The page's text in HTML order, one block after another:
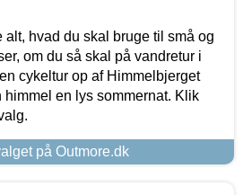
alt, hvad du skal bruge til små og
om du så skal på vandretur i
cykeltur op af Himmelbjerget
en lys sommernat. Klik
på Outmore.dk